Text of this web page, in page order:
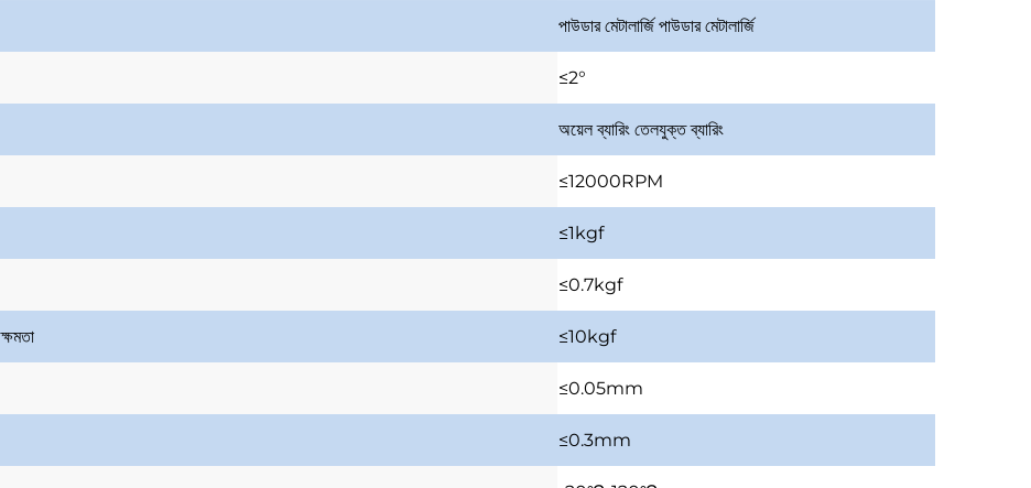
পাউডার মেটালার্জিপাউডার মেটালার্জি
≤2°
অয়েল ব্যারিং তেলযুক্ত ব্যারিং
≤12000RPM
≤1kgf
≤0.7kgf
≤10kgf
≤0.05mm
≤0.3mm